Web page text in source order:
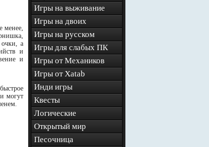
менее,
очки, а
и
и
могут
Игры на выживание
Игры на двоих
Игры на русском
Игры для слабых ПК
Игры от Механиков
Игры от Xatab
Инди игры
Квесты
Логические
Открытый мир
Песочница